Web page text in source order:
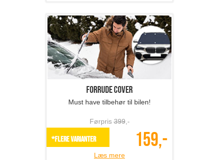
Forrude cover
Must have tilbehør til bilen!
Førpris399,-
*Flere varianter 159,-
Læs mere